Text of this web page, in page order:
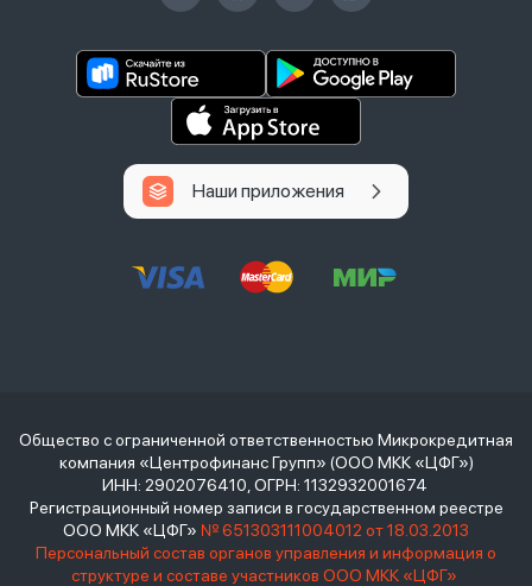
Наши приложения
Общество с ограниченной ответственностью Микрокредитная
компания «Центрофинанс Групп» (ООО МКК «ЦФГ»)
ИНН: 2902076410, ОГРН: 1132932001674
Регистрационный номер записи в государственном реестре
ООО МКК «ЦФГ» № 651303111004012 от 18.03.2013
Персональный состав органов управления и информация о
структуре и составе участников ООО МКК «ЦФГ»